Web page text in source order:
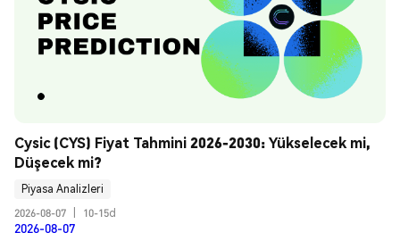
Cysic (CYS) Fiyat Tahmini 2026-2030: Yükselecek mi,
Düşecek mi?
Piyasa Analizleri
2026-08-07
10-15d
2026-08-07